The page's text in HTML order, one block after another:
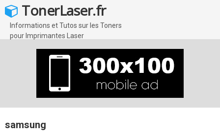
Skip
to
content
TonerLaser.fr
Informations et Tutos sur les Toners
pour Imprimantes Laser
samsung